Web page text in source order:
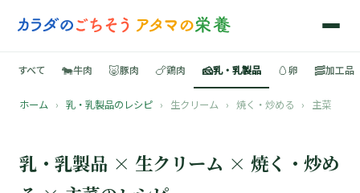
📚
すべて 🐄牛肉 🐷豚肉 🍗鶏肉 🧀乳・乳製品 🥚卵 🥓加工品
ホーム › 乳・乳製品のレシピ › 生クリーム › 焼く・炒める › 主菜
乳・乳製品 × 生クリーム × 焼く・炒め